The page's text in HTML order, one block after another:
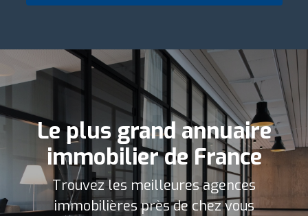
Le plus grand annuaire
immobilier de France
Trouvez les meilleures agences
immobilières près de chez vous